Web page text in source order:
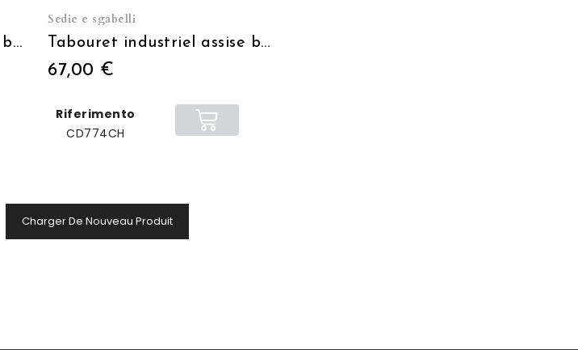
Tabouret industriel assise bois bleu jeans usé
Sedie e sgabelli
Tabouret industriel assise bois chocolat usé
67,00 €
Riferimento
CD774CH
Charger De Nouveau Produit